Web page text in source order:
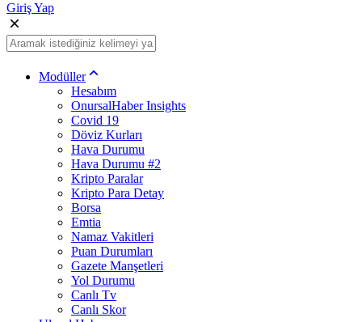
Giriş Yap
Modüller
Hesabım
OnursalHaber Insights
Covid 19
Döviz Kurları
Hava Durumu
Hava Durumu #2
Kripto Paralar
Kripto Para Detay
Borsa
Emtia
Namaz Vakitleri
Puan Durumları
Gazete Manşetleri
Yol Durumu
Canlı Tv
Canlı Skor